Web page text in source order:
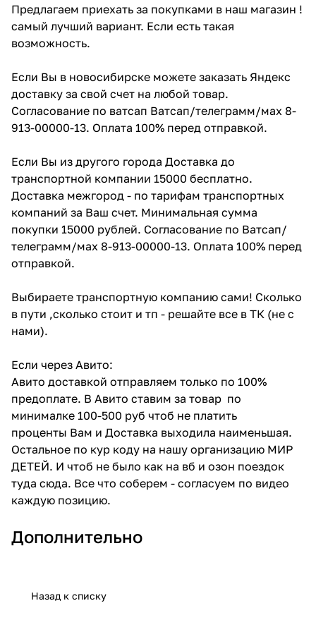
Предлагаем приехать за покупками в наш магазин !
самый лучший вариант. Если есть такая
возможность.
Если Вы в новосибирске можете заказать Яндекс
доставку за свой счет на любой товар.
Согласование по ватсап Ватсап/телеграмм/мах 8-
913-00000-13. Оплата 100% перед отправкой.
Если Вы из другого города Доставка до
транспортной компании 15000 бесплатно.
Доставка межгород - по тарифам транспортных
компаний за Ваш счет. Минимальная сумма
покупки 15000 рублей. Согласование по Ватсап/
телеграмм/мах 8-913-00000-13. Оплата 100% перед
отправкой.
Выбираете транспортную компанию сами! Сколько
в пути ,сколько стоит и тп - решайте все в ТК (не с
нами).
Если через Авито:
Авито доставкой отправляем только по 100%
предоплате. В Авито ставим за товар по
минималке 100-500 руб чтоб не платить
проценты Вам и Доставка выходила наименьшая.
Остальное по кур коду на нашу организацию МИР
ДЕТЕЙ. И чтоб не было как на вб и озон поездок
туда сюда. Все что соберем - согласуем по видео
каждую позицию.
Дополнительно
Назад к списку